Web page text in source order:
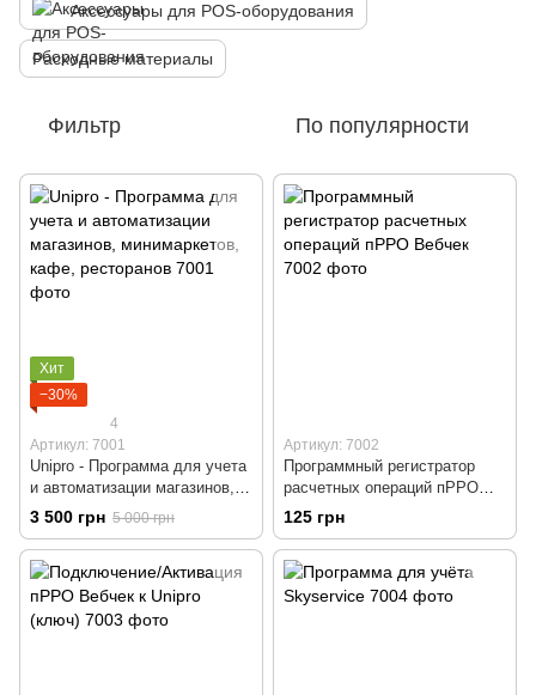
Аксессуары для POS-оборудования
Расходные материалы
Фильтр По популярности
Хит
−30%
4
Артикул: 7001
Unipro - Программа для учета
и автоматизации магазинов,
минимаркетов, кафе,
ресторанов
3 500 грн 5 000 грн
Артикул: 7002
Программный регистратор
расчетных операций пРРО
Вебчек
125 грн